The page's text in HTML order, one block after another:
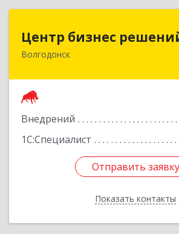
Центр бизнес
Волгодонск
Внедрений
1С:Специалист
Отправить заявку
Показать контакты
Центр
347375, Ростовская
Отправить заявку
Назад